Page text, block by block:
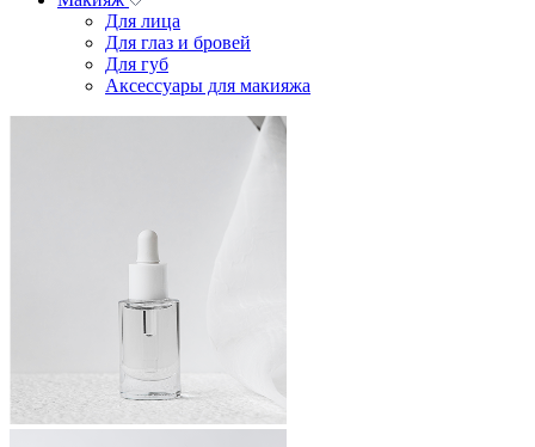
Для лица
Для глаз и бровей
Для губ
Аксессуары для макияжа